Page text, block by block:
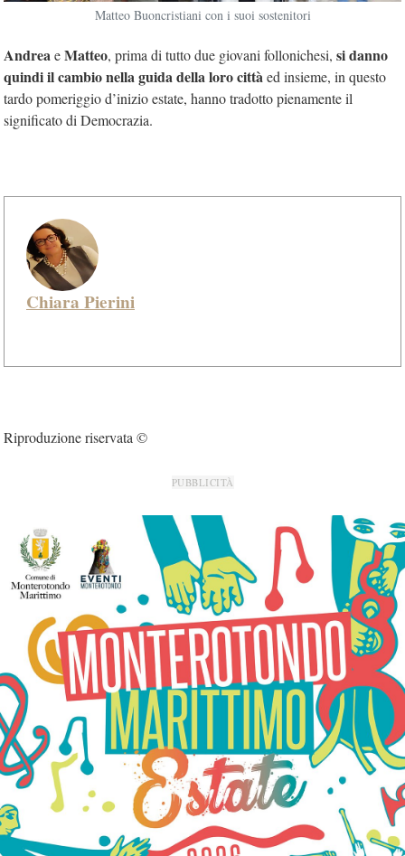
Matteo Buoncristiani con i suoi sostenitori
AndreaeMatteo, prima di tutto due giovani follonichesi, si danno
quindi il cambio nella guida della loro cittàed insieme, in questo
tardo pomeriggio d’inizio estate, hanno tradotto pienamente il
significato di Democrazia.
Chiara Pierini
Riproduzione riservata ©
PUBBLICITÀ